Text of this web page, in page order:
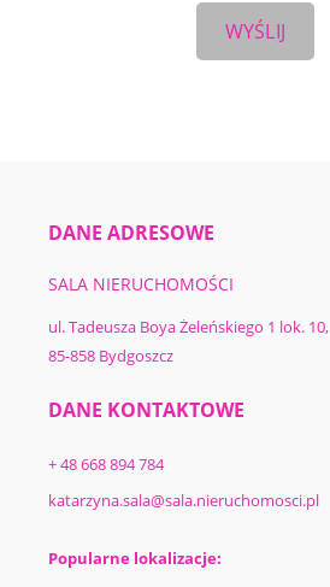
DANE ADRESOWE
SALA NIERUCHOMOŚCI
ul. Tadeusza Boya Żeleńskiego 1 lok. 10,
85-858 Bydgoszcz
DANE KONTAKTOWE
+ 48 668 894 784
katarzyna.sala@sala.nieruchomosci.pl
Popularne lokalizacje: